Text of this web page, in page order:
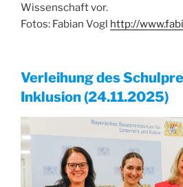
Wissenschaft vor.
Fotos: Fabian Vogl http://
Verleihung des
Inklusion (24.11.2025)